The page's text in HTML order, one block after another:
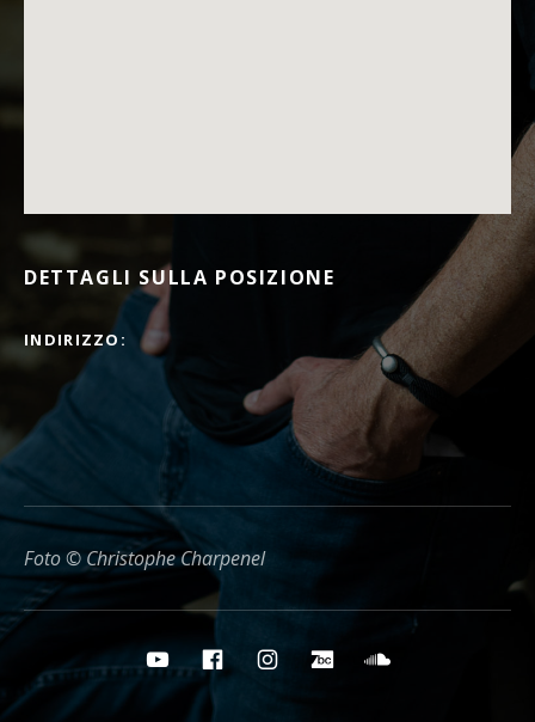
DETTAGLI SULLA POSIZIONE
INDIRIZZO
Foto © Christophe Charpenel
Pulsanti per i social media
YouTubeFacebookInstagramBandcamp
Soundcloud